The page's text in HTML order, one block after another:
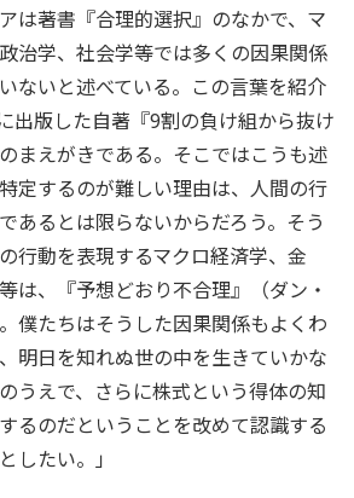
は著書『合理的選択』のなかで、マ
治学、社会学等では多くの因果関係
ないと述べている。この言葉を紹介
出版した自著『9割の負け組から抜け
まえがきである。そこではこうも述
定するのが難しい理由は、人間の行
あるとは限らないからだろう。そう
行動を表現するマクロ経済学、金
は、『予想どおり不合理』（ダン・
僕たちはそうした因果関係もよくわ
明日を知れぬ世の中を生きていかな
うえで、さらに株式という得体の知
るのだということを改めて認識する
したい。」